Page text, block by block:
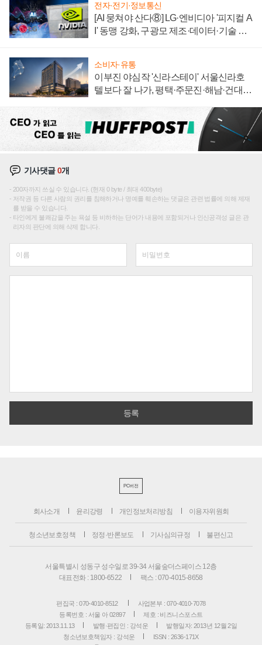
전자·전기·정보통신
[AI 뭉쳐야 산다⑧] LG·엔비디아 '피지컬 A
I' 동맹 강화, 구광모 제조·데이터·기술 결
소비자·유통
이부진 야심작 '신라스테이' 서울신라호
텔보다 잘 나가, 평택·주문진·해남·건대로
기사댓글0개
200자까지 쓰실 수 있습니다. (현재 0 byte / 최대 400byte)
저작권 등 다른 사람의 권리를 침해하거나 명예를 훼손하는 댓글은 관련 법률에 의해 제재
를 받을 수 있습니다.
타인에게 불쾌감을 주는 욕설 등 비하하는 단어가 내용에 포함되거나 인신공격성 글은 관
리자의 판단에 의해 삭제 합니다.
PC버전
회사소개 윤리강령 개인정보처리방침 이용자위원회
청소년보호정책 정정·반론보도 기사심의규정 불편신고
서울특별시 성동구 성수일로 39-34 서울숲더스페이스 12층
대표전화 : 1800-6522
팩스 : 070-4015-8658
편집국 : 070-4010-8512
사업본부 : 070-4010-7078
등록번호 : 서울 아 02897
제호 : 비즈니스포스트
등록일: 2013.11.13
발행·편집인 : 강석운
발행일자: 2013년 12월 2일
청소년보호책임자 : 강석운
ISSN : 2636-171X